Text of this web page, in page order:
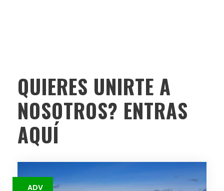
QUIERES UNIRTE A
NOSOTROS? ENTRAS
AQUÍ
ADV